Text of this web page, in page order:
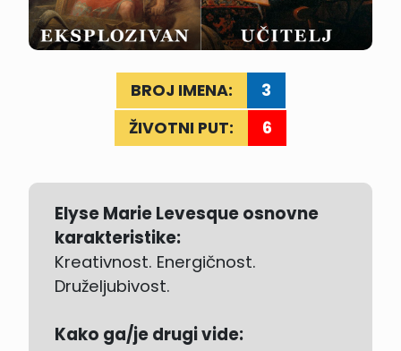
BROJ IMENA:
3
ŽIVOTNI PUT:
6
Elyse Marie Levesque osnovne
karakteristike:
Kreativnost. Energičnost.
Druželjubivost.
Kako ga/je drugi vide: